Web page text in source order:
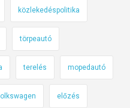
közlekedéspolitika
törpeautó
terelés mopedautó
előzés